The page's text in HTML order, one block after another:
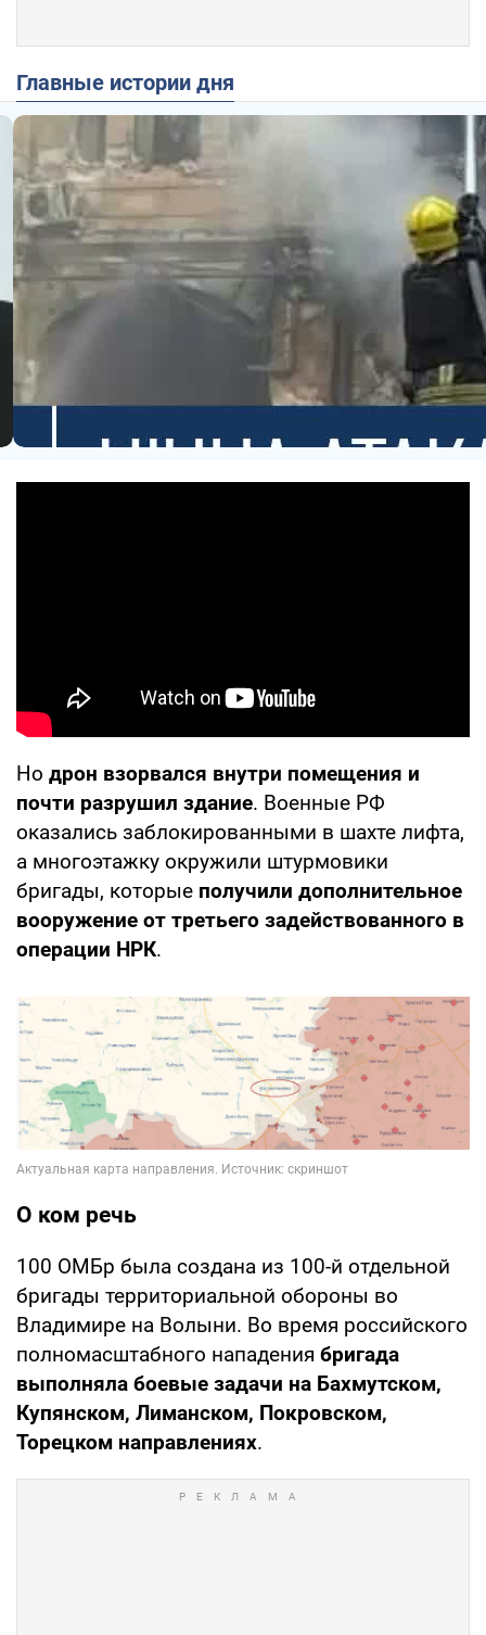
Главные истории дня
Но дрон взорвался внутри помещения и
почти разрушил здание. Военные РФ
оказались заблокированными в шахте лифта,
а многоэтажку окружили штурмовики
бригады, которые получили дополнительное
вооружение от третьего задействованного в
операции НРК.
О ком речь
100 ОМБр была создана из 100-й отдельной
бригады территориальной обороны во
Владимире на Волыни. Во время российского
полномасштабного нападения бригада
выполняла боевые задачи на Бахмутском,
Купянском, Лиманском, Покровском,
Торецком направлениях.